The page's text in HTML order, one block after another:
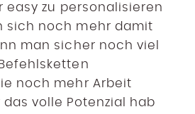
easy zu personalisieren
sich noch mehr damit
man sicher noch viel
noch mehr Arbeit
das volle Potenzial hab